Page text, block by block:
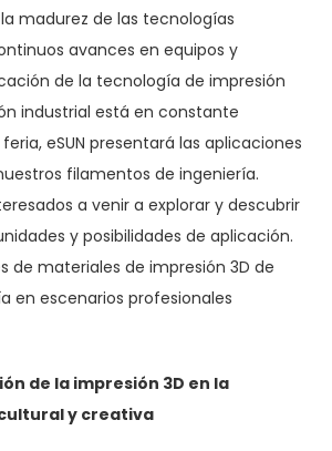
madurez de las tecnologías
avances en equipos y
de la tecnología de impresión
industrial está en constante
eSUN presentará las aplicaciones
filamentos de ingeniería.
​​a venir a explorar y descubrir
y posibilidades de aplicación.
de la impresión 3D en la
y creativa